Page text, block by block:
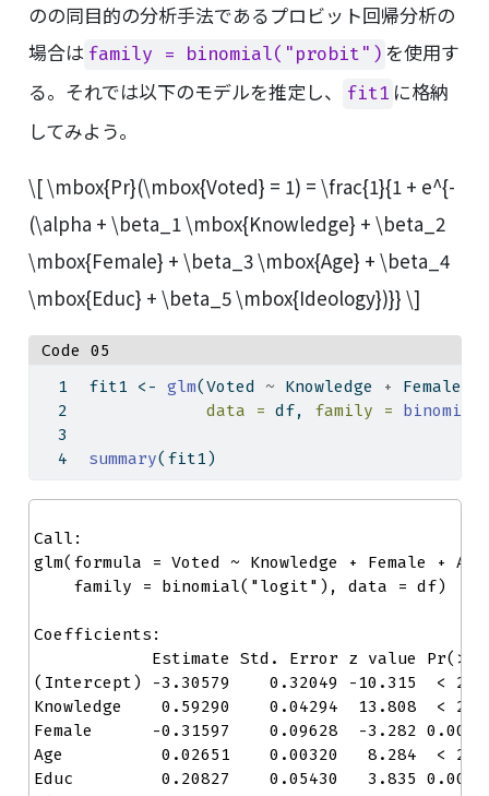
のの同目的の分析手法であるプロビット回帰分析の
場合は family = binomial("probit") を使用す
る。それでは以下のモデルを推定し、
fit1 に格納
してみよう。
\[ \mbox{Pr}(\mbox{Voted} = 1) = \frac{1}{1 + e^{-
(\alpha + \beta_1 \mbox{Knowledge} + \beta_2
\mbox{Female} + \beta_3 \mbox{Age} + \beta_4
\mbox{Educ} + \beta_5 \mbox{Ideology})}} \]
Code 05
fit1 <- glm(Voted ~ Knowledge + Female
data = df, family = binomial
summary(fit1)
Call:
glm(formula = Voted ~ Knowledge + Female +
    family = binomial("logit"), data = df)
Coefficients:
Estimate Std. Error z value
(Intercept) -3.30579    0.32049 -10.315  <
Knowledge    0.59290    0.04294  13.808  <
Female      -0.31597    0.09628  -3.282
Age          0.02651    0.00320   8.284  < 2e-
Educ         0.20827    0.05430   3.835